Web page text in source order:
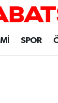
SPOR